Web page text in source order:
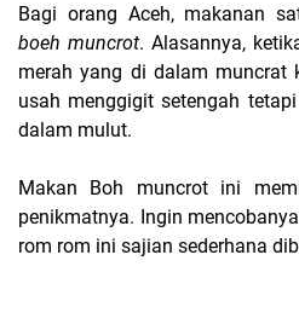
Bagi orang Aceh, makanan
boeh muncrot. Alasannya,
merah yang di dalam muncrat
usah menggigit setengah
dalam mulut.
Makan Boh muncrot ini
penikmatnya. Ingin
rom rom ini sajian sederhana